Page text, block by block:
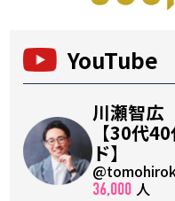
YouTube
川瀬智広
【30代
ド】
36,000 人